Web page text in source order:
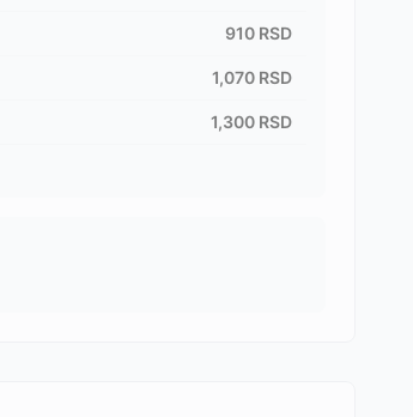
910 RSD
1,070 RSD
1,300 RSD